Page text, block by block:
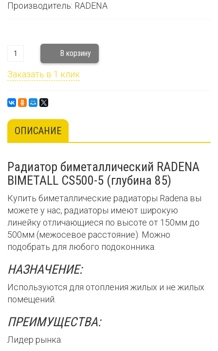
Производитель: RADENA
Заказать в 1 клик
ОПИСАНИЕ
Радиатор биметаллический RADENA
BIMETALL CS500-5 (глубина 85)
Купить биметаллические радиаторы Radena вы
можете у нас, радиаторы имеют широкую
линейку отличающиеся по высоте от 150мм до
500мм (межосевое расстояние). Можно
подобрать для любого подоконника.
НАЗНАЧЕНИЕ:
Используются для отопления жилых и не жилых
помещений.
ПРЕИМУЩЕСТВА:
Лидер рынка.